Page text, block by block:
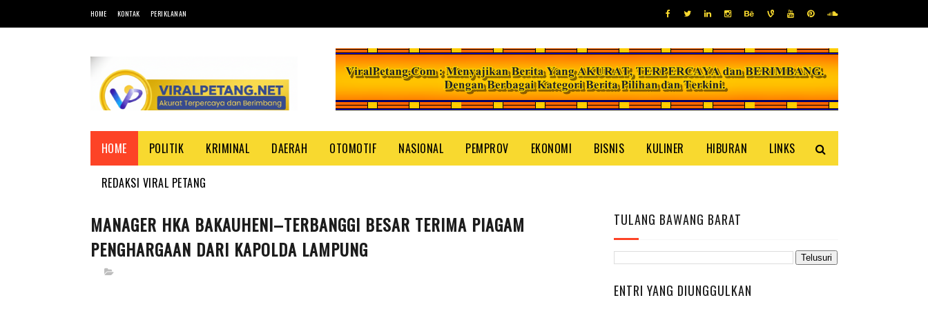
HOME KONTAK PERIKLANAN
HOME POLITIK KRIMINAL DAERAH OTOMOTIF NASIONAL PEMPROV EKONOMI BISNIS KULINER HIBURAN LINKS
REDAKSI VIRAL PETANG
MANAGER HKA BAKAUHENI–TERBANGGI BESAR TERIMA PIAGAM
PENGHARGAAN DARI KAPOLDA LAMPUNG
TULANG BAWANG BARAT
ENTRI YANG DIUNGGULKAN